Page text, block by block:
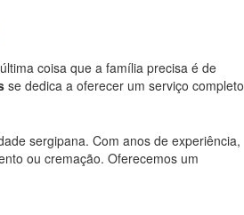
coisa que a família precisa é de
se dedica a oferecer um serviço completo
sergipana. Com anos de experiência,
ou cremação. Oferecemos um